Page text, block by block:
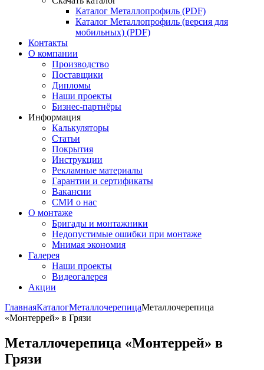
Каталог Металлопрофиль (PDF)
Каталог Металлопрофиль (версия для
мобильных) (PDF)
Контакты
О компании
Производство
Поставщики
Дипломы
Наши проекты
Бизнес-партнёры
Информация
Калькуляторы
Статьи
Покрытия
Инструкции
Рекламные материалы
Гарантии и сертификаты
Вакансии
СМИ о нас
О монтаже
Бригады и монтажники
Недопустимые ошибки при монтаже
Мнимая экономия
Галерея
Наши проекты
Видеогалерея
Акции
ГлавнаяКаталогМеталлочерепицаМеталлочерепица
«Монтеррей» в Грязи
Металлочерепица «Монтеррей» в
Грязи